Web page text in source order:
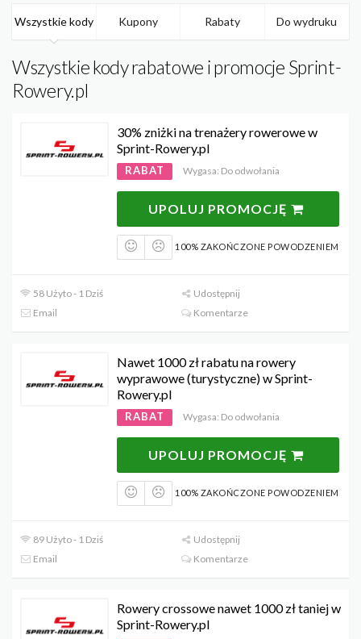
Wszystkie kody Kupony Rabaty Do wydruku
Wszystkie kody rabatowe i promocje Sprint-
Rowery.pl
30% zniżki na trenażery rowerowe w
Sprint-Rowery.pl
RABAT Wygasa: Do odwołania
UPOLUJ PROMOCJĘ
100% ZAKOŃCZONE POWODZENIEM
58 Użyto - 1 Dziś
Udostępnij
Email
Komentarze
Nawet 1000 zł rabatu na rowery
wyprawowe (turystyczne) w Sprint-
Rowery.pl
RABAT Wygasa: Do odwołania
UPOLUJ PROMOCJĘ
100% ZAKOŃCZONE POWODZENIEM
89 Użyto - 1 Dziś
Udostępnij
Email
Komentarze
Rowery crossowe nawet 1000 zł taniej w
Sprint-Rowery.pl